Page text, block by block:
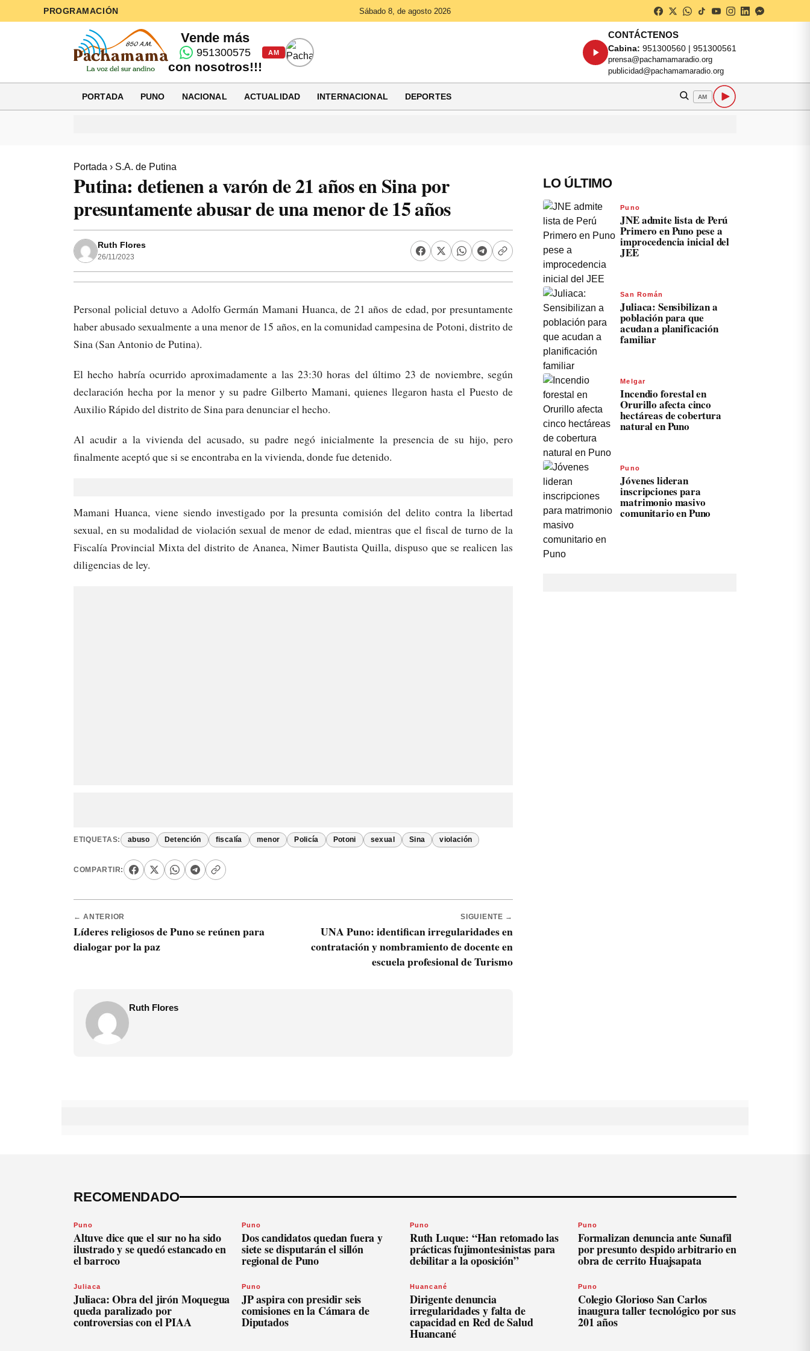
PROGRAMACIÓN Sábado 8, de agosto 2026
Vende más
951300575
con nosotros!!!
AM
CONTÁCTENOS
Cabina: 951300560 | 951300561
prensa@pachamamaradio.org
publicidad@pachamamaradio.org
PORTADA PUNO NACIONAL ACTUALIDAD INTERNACIONAL DEPORTES AM
Portada › S.A. de Putina
Putina: detienen a varón de 21 años en Sina por
presuntamente abusar de una menor de 15 años
Ruth Flores
26/11/2023
Personal policial detuvo a Adolfo Germán Mamani Huanca, de 21 años de edad, por presuntamente
haber abusado sexualmente a una menor de 15 años, en la comunidad campesina de Potoni, distrito de
Sina (San Antonio de Putina).
El hecho habría ocurrido aproximadamente a las 23:30 horas del último 23 de noviembre, según
declaración hecha por la menor y su padre Gilberto Mamani, quienes llegaron hasta el Puesto de
Auxilio Rápido del distrito de Sina para denunciar el hecho.
Al acudir a la vivienda del acusado, su padre negó inicialmente la presencia de su hijo, pero
finalmente aceptó que si se encontraba en la vivienda, donde fue detenido.
Mamani Huanca, viene siendo investigado por la presunta comisión del delito contra la libertad
sexual, en su modalidad de violación sexual de menor de edad, mientras que el fiscal de turno de la
Fiscalía Provincial Mixta del distrito de Ananea, Nimer Bautista Quilla, dispuso que se realicen las
diligencias de ley.
ETIQUETAS: abuso Detención fiscalía menor Policía Potoni sexual Sina violación
COMPARTIR:
← ANTERIOR
Líderes religiosos de Puno se reúnen para
dialogar por la paz
SIGUIENTE →
UNA Puno: identifican irregularidades en
contratación y nombramiento de docente en
escuela profesional de Turismo
Ruth Flores
LO ÚLTIMO
Puno
JNE admite lista de Perú
Primero en Puno pese a
improcedencia inicial del
JEE
San Román
Juliaca: Sensibilizan a
población para que
acudan a planificación
familiar
Melgar
Incendio forestal en
Orurillo afecta cinco
hectáreas de cobertura
natural en Puno
Puno
Jóvenes lideran
inscripciones para
matrimonio masivo
comunitario en Puno
RECOMENDADO
Puno
Altuve dice que el sur no ha sido
ilustrado y se quedó estancado en
el barroco
Puno
Dos candidatos quedan fuera y
siete se disputarán el sillón
regional de Puno
Puno
Ruth Luque: “Han retomado las
prácticas fujimontesinistas para
debilitar a la oposición”
Puno
Formalizan denuncia ante Sunafil
por presunto despido arbitrario en
obra de cerrito Huajsapata
Juliaca
Juliaca: Obra del jirón Moquegua
queda paralizado por
controversias con el PIAA
Puno
JP aspira con presidir seis
comisiones en la Cámara de
Diputados
Huancané
Dirigente denuncia
irregularidades y falta de
capacidad en Red de Salud
Huancané
Puno
Colegio Glorioso San Carlos
inaugura taller tecnológico por sus
201 años